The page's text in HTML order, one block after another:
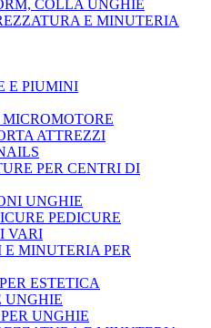
COLLA UNGHIE
E MINUTERIA
E PIUMINI
ATTREZZI
PER CENTRI DI
UNGHIE
PEDICURE
VARI
E MINUTERIA PER
ESTETICA
UNGHIE
UNGHIE